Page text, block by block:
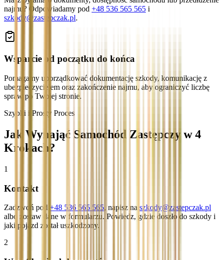
najmu? Odpowiadamy pod +48 536 565 565 i
szkody@zastepczak.pl.
Wsparcie od początku do końca
Pomagamy uporządkować dokumentację szkody, komunikację z
ubezpieczycielem oraz zakończenie najmu, aby ograniczyć liczbę
spraw po Twojej stronie.
Szybki i Prosty Proces
Jak Wynająć Samochód Zastępczy w 4
Krokach?
1
Kontakt
Zadzwoń pod +48 536 565 565, napisz na szkody@zastepczak.pl
albo zostaw dane w formularzu. Powiedz, gdzie doszło do szkody i
jaki pojazd został uszkodzony.
2